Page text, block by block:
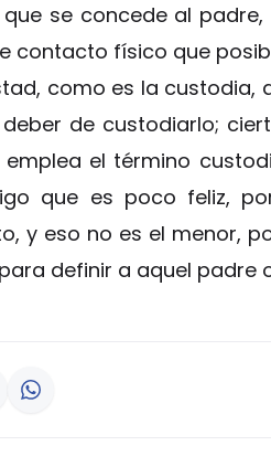
se concede al
contacto físico que
como es la custodia,
de custodiarlo;
emplea el término
que es poco feliz,
y eso no es el menor,
definir a aquel padre